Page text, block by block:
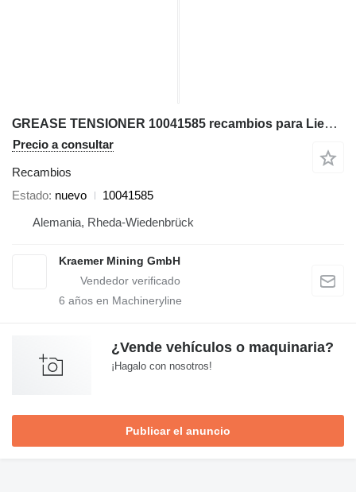
GREASE TENSIONER 10041585 recambios para Liebherr R9200,R9250 excavadora
Precio a consultar
Recambios
Estado nuevo
10041585
Alemania, Rheda-Wiedenbrück
Kraemer Mining GmbH
6 años en Machineryline
¿Vende vehículos o maquinaria?
¡Hagalo con nosotros!
Publicar el anuncio